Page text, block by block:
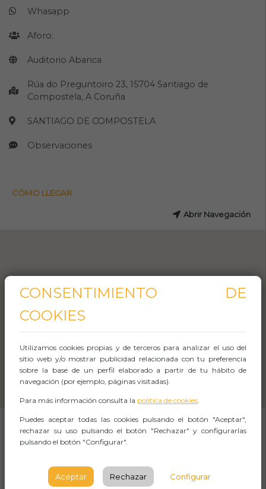
SOBRE EL EVENTO
No cruces los brazos
Whasapp
Aforo:
Auditorio Abanca
Rúa do Preguntoiro 23, 15704 Santiago de
Compostela, A Coruña
SANTIAGO DE COMPOSTELA
Observaciones
CÓMO LLEGAR
Abrir Navegación
CONSENTIMIENTO DE
COOKIES
Utilizamos cookies propias y de terceros para analizar el uso del
sitio web y/o mostrar publicidad relacionada con tu preferencia
sobre la base de un perfil elaborado a partir de tu hábito de
navegación (por ejemplo, páginas visitadas).
Para más información consulta la política de cookies.
Puedes aceptar todas las cookies pulsando el botón "Aceptar",
rechazar su uso pulsando el botón "Rechazar" y configurarlas
pulsando el botón "Configurar".
Aceptar Rechazar Configurar